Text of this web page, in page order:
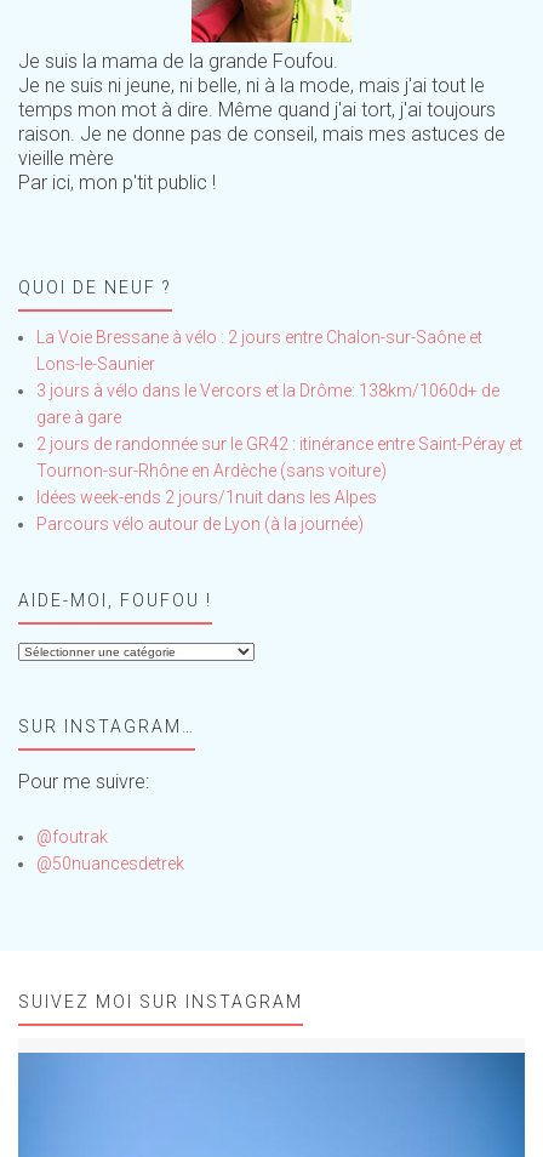
Je suis la mama de la grande Foufou.
Je ne suis ni jeune, ni belle, ni à la mode, mais j'ai tout le
temps mon mot à dire. Même quand j'ai tort, j'ai toujours
raison. Je ne donne pas de conseil, mais mes astuces de
vieille mère
Par ici, mon p'tit public !
QUOI DE NEUF ?
La Voie Bressane à vélo : 2 jours entre Chalon-sur-Saône et
Lons-le-Saunier
3 jours à vélo dans le Vercors et la Drôme: 138km/1060d+ de
gare à gare
2 jours de randonnée sur le GR42 : itinérance entre Saint-Péray et
Tournon-sur-Rhône en Ardèche (sans voiture)
Idées week-ends 2 jours/1nuit dans les Alpes
Parcours vélo autour de Lyon (à la journée)
AIDE-MOI, FOUFOU !
Aide-
!SUR INSTAGRAM…
Pour me suivre:
@foutrak
@50nuancesdetrek
SUIVEZ MOI SUR INSTAGRAM